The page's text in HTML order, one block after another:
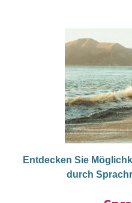
Entdecken Sie
durch